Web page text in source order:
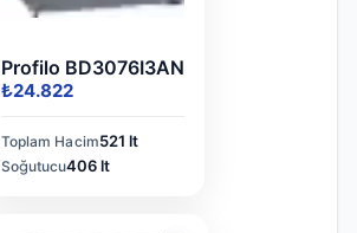
Profilo BD3076I3AN
₺24.822
Toplam Hacim521 lt
Soğutucu406 lt